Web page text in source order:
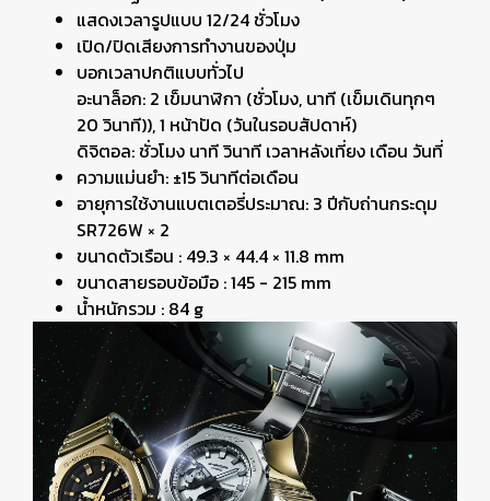
แสดงเวลารูปแบบ 12/24 ชั่วโมง
เปิด/ปิดเสียงการทำงานของปุ่ม
บอกเวลาปกติแบบทั่วไป
อะนาล็อก: 2 เข็มนาฬิกา (ชั่วโมง, นาที (เข็มเดินทุกๆ
20 วินาที)), 1 หน้าปัด (วันในรอบสัปดาห์)
ดิจิตอล: ชั่วโมง นาที วินาที เวลาหลังเที่ยง เดือน วันที่
ความแม่นยำ: ±15 วินาทีต่อเดือน
อายุการใช้งานแบตเตอรี่ประมาณ: 3 ปีกับถ่านกระดุม
SR726W × 2
ขนาดตัวเรือน : 49.3 × 44.4 × 11.8 mm
ขนาดสายรอบข้อมือ : 145 - 215 mm
น้ำหนักรวม : 84 g